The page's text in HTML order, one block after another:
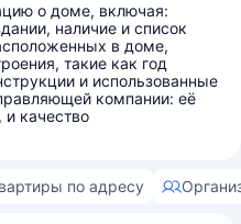
о доме, включая:
наличие и список
в доме,
такие как год
и использованные
компании: её
и качество
по адресу